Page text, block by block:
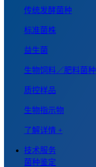
传统发酵菌种
标准菌株
益生菌
生物饲料／肥料菌种
质控样品
生物指示物
了解详情 +
技术服务
菌种鉴定